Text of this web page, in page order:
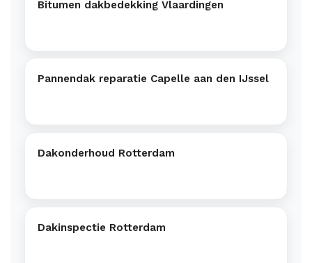
Bitumen dakbedekking Vlaardingen
Pannendak reparatie Capelle aan den IJssel
Dakonderhoud Rotterdam
Dakinspectie Rotterdam